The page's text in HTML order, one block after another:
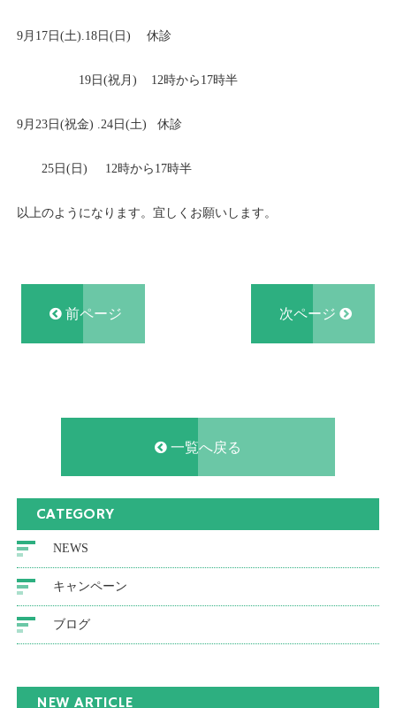
9月 17 日(土).18 日( 日) 休診
19 日(祝月) 12時から 17時半
9月23 日(祝金) .24 日(土) 休診
25 日( 日) 12時から 17時半
以上のようになります。宜しくお願いします。
前ページ 次ページ
一覧へ戻る
CATEGORY
NEWS
キャンペーン
ブログ
NEW ARTICLE